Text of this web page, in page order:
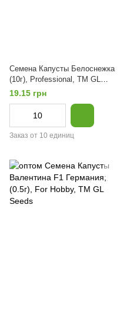
Семена Капусты Белоснежка
(10г), Professional, TM GL
Seeds
19.15 грн
Заказ от 10 единиц